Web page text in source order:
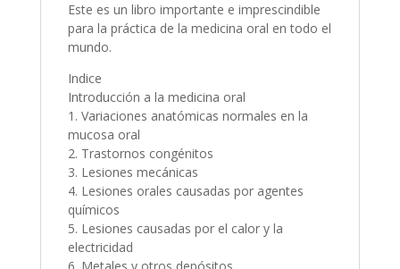
Este es un libro importante e imprescindible
para la práctica de la medicina oral en todo el
mundo.
Indice
Introducción a la medicina oral
1. Variaciones anatómicas normales en la
mucosa oral
2. Trastornos congénitos
3. Lesiones mecánicas
4. Lesiones orales causadas por agentes
químicos
5. Lesiones causadas por el calor y la
electricidad